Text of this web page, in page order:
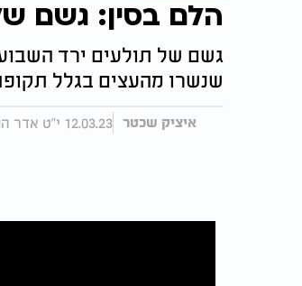
הלם בסין: גשם
גשם של תולעים ירד
שנשרו מהעצים בגלל
איציק שכטר 12.03.23 י"ט אדר התשפ"ג